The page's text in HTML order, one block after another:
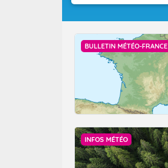
BULLETIN MÉTÉO-FRANCE
INFOS MÉTÉO